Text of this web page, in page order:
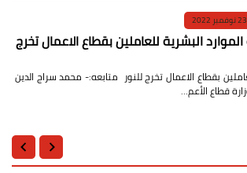
23 نوفمبر 2022
الموارد البشرية للعاملين بقطاع الاعمال تخرج
بقطاع الاعمال تخرج للنور متابعه:- محمد سراج الدين
قطاع الأعم…